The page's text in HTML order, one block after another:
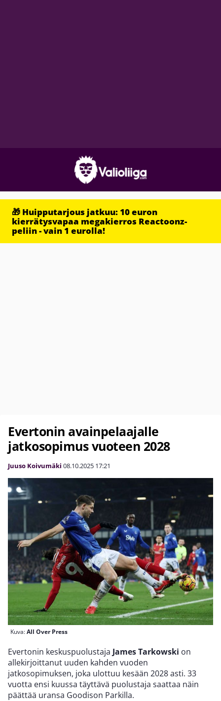
🎁 Huipputarjous jatkuu: 10 euron
kierrätysvapaa megakierros Reactoonz-
peliin - vain 1 eurolla!
Evertonin avainpelaajalle
jatkosopimus vuoteen 2028
Juuso Koivumäki 08.10.2025 17:21
Kuva:All Over Press
Evertonin keskuspuolustaja James Tarkowski on
allekirjoittanut uuden kahden vuoden
jatkosopimuksen, joka ulottuu kesään 2028 asti. 33
vuotta ensi kuussa täyttävä puolustaja saattaa näin
päättää uransa Goodison Parkilla.